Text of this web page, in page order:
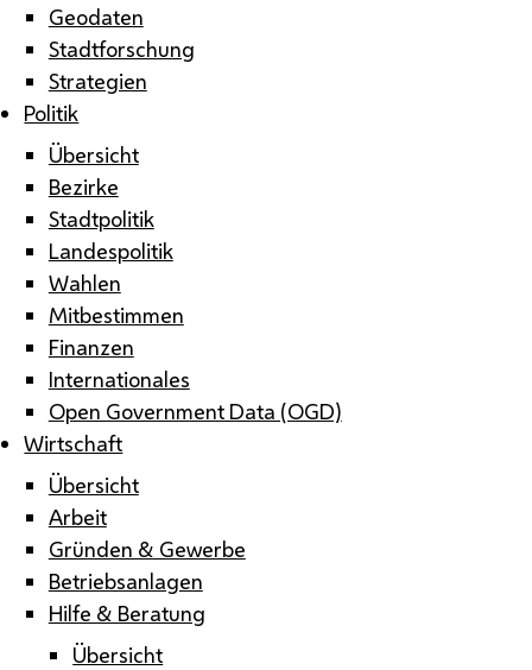
Geodaten
Stadtforschung
Strategien
Politik
Übersicht
Bezirke
Stadtpolitik
Landespolitik
Wahlen
Mitbestimmen
Finanzen
Internationales
Open Government Data (OGD)
Wirtschaft
Übersicht
Arbeit
Gründen & Gewerbe
Betriebsanlagen
Hilfe & Beratung
Übersicht